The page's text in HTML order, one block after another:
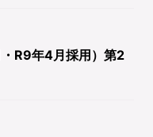
R9年4月採用）第2